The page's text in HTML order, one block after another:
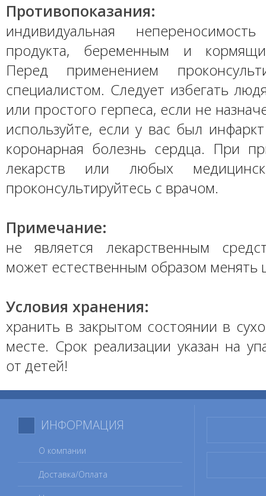
Противопоказания:
индивидуальная
продукта, беременным и
Перед применением
специалистом. Следует избегать
или простого герпеса, если не
используйте, если у вас был
коронарная болезнь сердца. При
лекарств или любых
проконсультируйтесь с врачом.
Примечание:
не является лекарственным
может естественным образом менять
Условия хранения:
хранить в закрытом состоянии в
месте. Срок реализации указан на
от детей!
ИНФОРМАЦИЯ
О компании
Доставка/Оплата